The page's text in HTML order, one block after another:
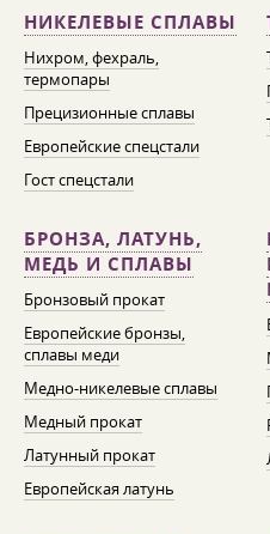
НИКЕЛЕВЫЕ СПЛАВЫ
Нихром, фехраль,
термопары
Прецизионные сплавы
Европейские спецстали
Гост спецстали
БРОНЗА, ЛАТУНЬ,
МЕДЬ И СПЛАВЫ
Бронзовый прокат
Европейские бронзы,
сплавы меди
Медно-никелевые сплавы
Медный прокат
Латунный прокат
Европейская латунь